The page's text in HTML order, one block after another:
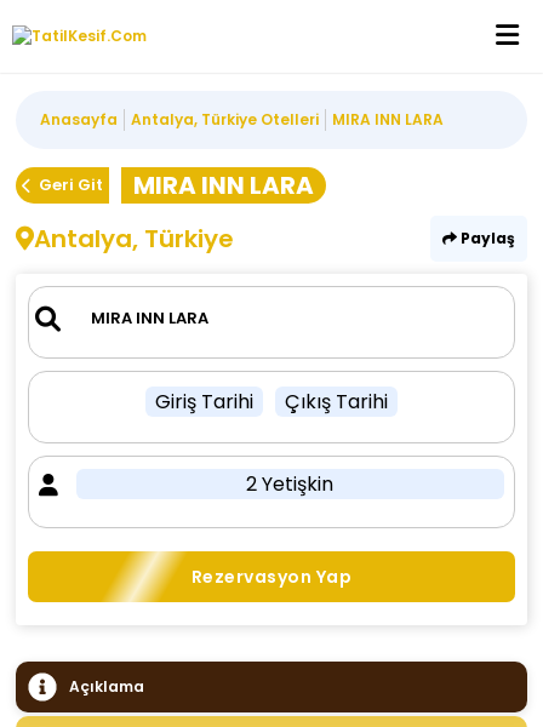
Anasayfa Antalya, Türkiye Otelleri MIRA INN LARA
Geri Git
MIRA INN LARA
Antalya, Türkiye
Paylaş
Giriş Tarihi Çıkış Tarihi
2 Yetişkin
Rezervasyon Yap
Açıklama